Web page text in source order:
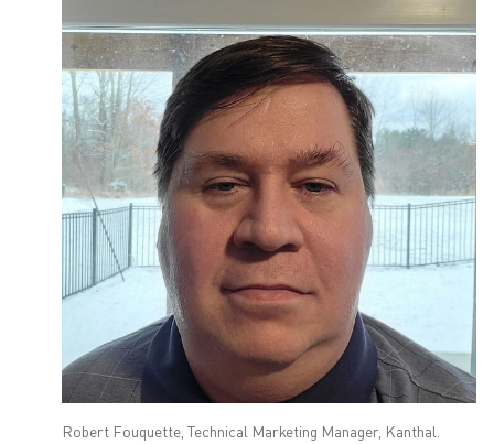
Robert Fouquette, Technical Marketing Manager, Kanthal.